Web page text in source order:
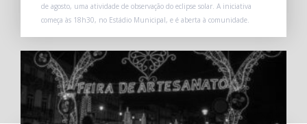
de agosto, uma atividade de observação do eclipse solar. A iniciativa
começa às 18h30, no Estádio Municipal, e é aberta à comunidade.